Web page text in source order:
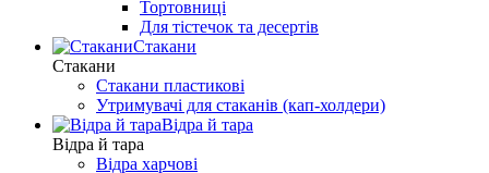
Тортовниці
Для тістечок та десертів
Стакани
Стакани
Стакани пластикові
Утримувачі для стаканів (кап-холдери)
Відра й тара
Відра й тара
Відра харчові